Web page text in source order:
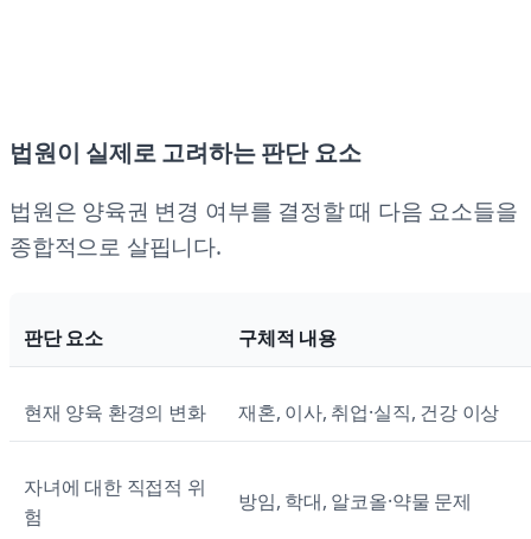
법원이 실제로 고려하는 판단 요소
법원은 양육권 변경 여부를 결정할 때 다음 요소들을
종합적으로 살핍니다.
판단 요소 구체적 내용
현재 양육 환경의 변화 재혼, 이사, 취업·실직, 건강 이상
자녀에 대한 직접적 위
험
방임, 학대, 알코올·약물 문제